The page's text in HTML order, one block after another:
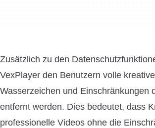
Zusätzlich zu den
VexPlayer den Benutzern volle
Wasserzeichen und Einschränkungen
entfernt werden. Dies bedeutet, dass
professionelle Videos ohne die